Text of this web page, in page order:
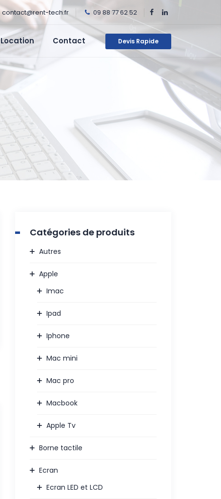
contact@rent-tech.fr 09 88 77 62 52
Devis Rapide
Location Contact
Catégories de produits
Autres
Apple
Imac
Ipad
Iphone
Mac mini
Mac pro
Macbook
Apple Tv
Borne tactile
Ecran
Ecran LED et LCD